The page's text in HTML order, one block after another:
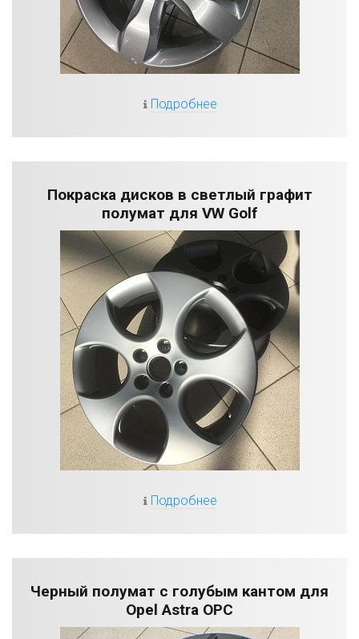
Подробнее
Покраска дисков в светлый графит
полумат для VW Golf
Подробнее
Черный полумат с голубым кантом для
Opel Astra OPC